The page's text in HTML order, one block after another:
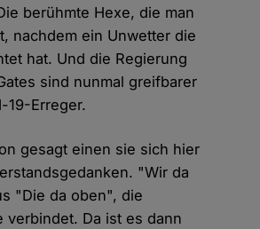
berühmte Hexe, die man
nachdem ein Unwetter die
hat. Und die Regierung
sind nunmal greifbarer
19-Erreger.
gesagt einen sie sich hier
"Wir da
"Die da oben", die
verbindet. Da ist es dann